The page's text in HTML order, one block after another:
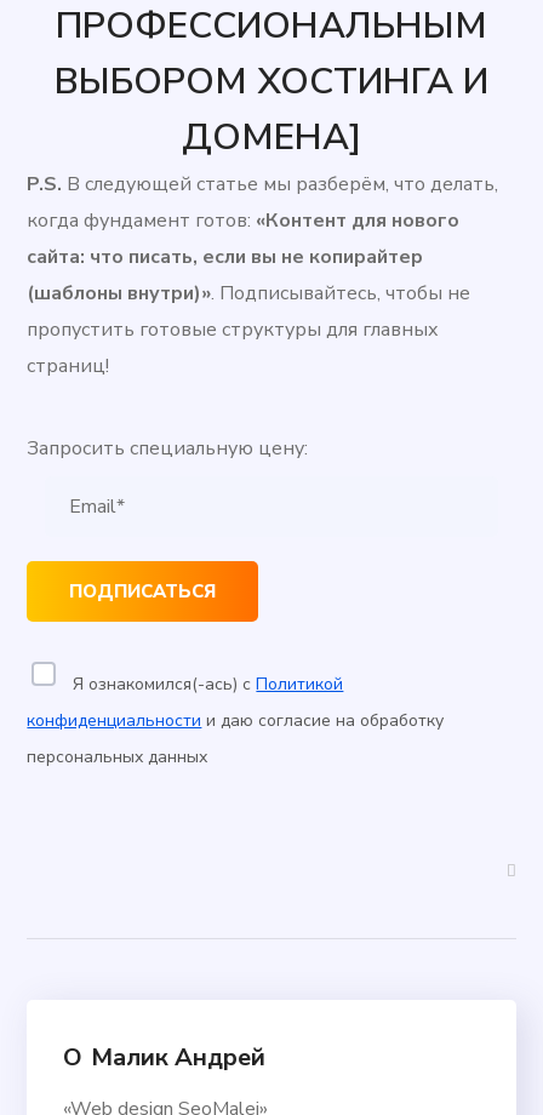
ПРОФЕССИОНАЛЬНЫМ
ВЫБОРОМ ХОСТИНГА И
ДОМЕНА]
P.S. В следующей статье мы разберём, что делать,
когда фундамент готов: «Контент для нового
сайта: что писать, если вы не копирайтер
(шаблоны внутри)». Подписывайтесь, чтобы не
пропустить готовые структуры для главных
страниц!
Запросить специальную цену:
Я ознакомился(-ась) сПолитикой
конфиденциальности и даю согласие на обработку
персональных данных
О Малик Андрей
«Web design SeoMalej»